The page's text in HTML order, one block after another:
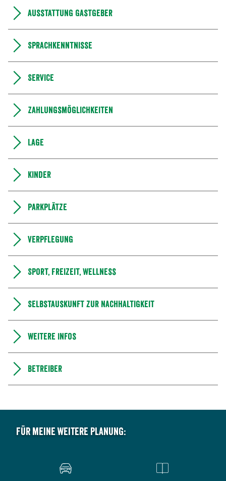
Ausstattung Gastgeber
Sprachkenntnisse
Service
Zahlungsmöglichkeiten
Lage
Kinder
Parkplätze
Verpflegung
Sport, Freizeit, Wellness
Selbstauskunft zur Nachhaltigkeit
Weitere Infos
Betreiber
Für meine weitere Planung: